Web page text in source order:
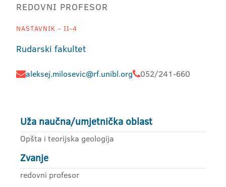
REDOVNI PROFESOR
NASTAVNIK - II-4
Rudarski fakultet
aleksej.milosevic@rf.unibl.org 052/241-660
Uža naučna/umjetnička oblast
Opšta i teorijska geologija
Zvanje
redovni profesor